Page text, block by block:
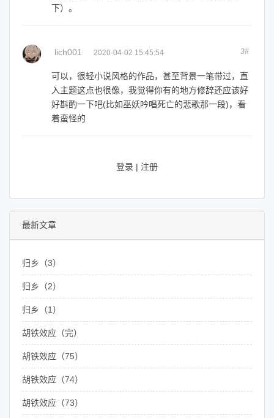
下）。
lich001 2020-04-02 15:45:54 3#
可以，很轻小说风格的作品，甚至背景一笔带过，直
入主题这点也很像，我觉得你有的地方修辞还应该好
好斟酌一下吧(比如巫妖吟唱死亡的悲歌那一段)，看
着蛮怪的
登录 | 注册
最新文章
归乡（3）
归乡（2）
归乡（1）
胡铁效应（完）
胡铁效应（75）
胡铁效应（74）
胡铁效应（73）